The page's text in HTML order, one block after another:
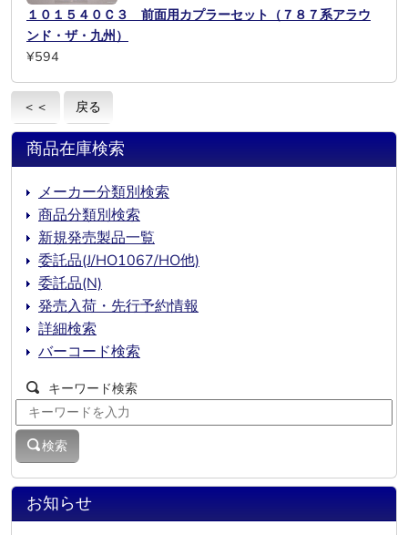
１０１５４０Ｃ３ 前面用カプラーセット（７８７系アラウ
ンド・ザ・九州）
¥594
＜＜ 戻る
お知らせ
商品在庫検索
メーカー分類別検索
商品分類別検索
新規発売製品一覧
委託品(J/HO1067/HO他)
委託品(N)
発売入荷・先行予約情報
詳細検索
バーコード検索
キーワード検索
検索